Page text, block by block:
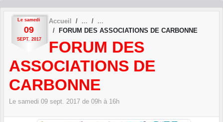
Le samedi
09
SEPT. 2017
Accueil
FORUM DES ASSOCIATIONS DE CARBONNE
FORUM DES
ASSOCIATIONS DE
CARBONNE
Le samedi 09 sept. 2017 de 09h à 16h